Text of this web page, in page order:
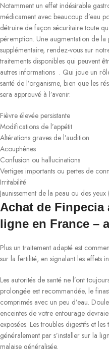
Notamment un effet indésirable
médicament avec beaucoup d’eau
détruire de façon sécuritaire toute
péremption. Une augmentation de
supplémentaire, rendez-vous sur
traitements disponibles qui peuvent
autres informations . Qui joue un
santé de l’organisme, bien que les
sera approuvé à l’avenir.
Fièvre élevée persistante
Modifications de l’appétit
Altérations graves de l’audition
Acouphènes
Confusion ou hallucinations
Vertiges importants ou pertes de
Irritabilité
Jaunissement de la peau ou des yeux
Achat de Finpecia
ligne en France –
Plus un traitement adapté est
sur la fertilité, en signalant les effets
Les autorités de santé ne l’ont
prolongée est recommandée, le
comprimés avec un peu d’eau.
enceintes de votre entourage
exposées. Les troubles digestifs et
généralement par s’installer sur la
malaise généralisée.